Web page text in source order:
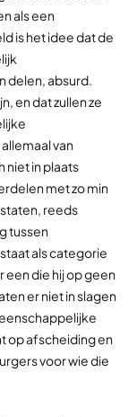
als een
is het idee dat de
delen, absurd.
en dat zullen ze
van
niet in plaats
met zo min
reeds
tussen
als categorie
die hij op geen
er niet in slagen
op afscheiding en
voor wie die